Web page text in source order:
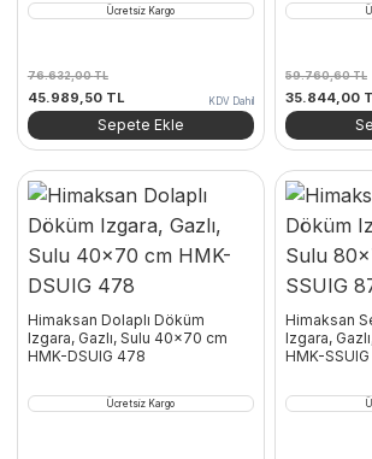
Ücretsiz Kargo
76.632,00TL
Orijinal
fiyat:
76.632,00 TL.
45.989,50 TL
andaki
fiyat:
KDV Dahil
Sepete Ekle
59.760,60TL
Orijinal
fiyat:
59.760,60
35.844,00
Himaksan Dolaplı Döküm
Izgara, Gazlı, Sulu 40×70 cm
HMK-DSUIG 478
Ücretsiz Kargo
Himaksan
Izgara,
HMK-